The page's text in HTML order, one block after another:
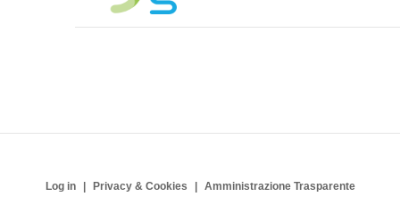
Log in Privacy & Cookies Amministrazione Trasparente